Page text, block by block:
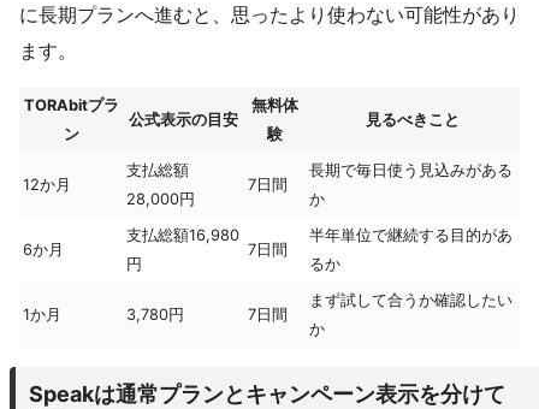
に長期プランへ進むと、思ったより使わない可能性があり
ます。
TORAbitプラ
ン
公式表示の目安
無料体
験
見るべきこと
12か月
支払総額
28,000円
7日間
長期で毎日使う見込みがある
か
6か月
支払総額16,980
円
7日間
半年単位で継続する目的があ
るか
1か月 3,780円 7日間
まず試して合うか確認したい
か
Speakは通常プランとキャンペーン表示を分けて